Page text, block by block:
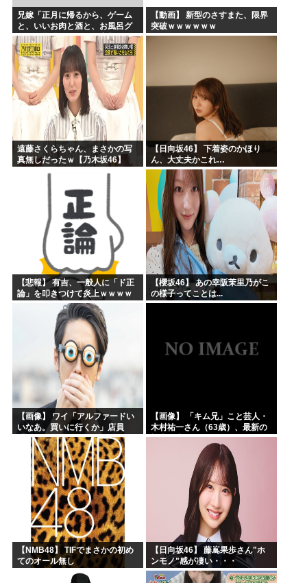
兄嫁「正月に帰るから、ゲーム
と、いいお肉と酒と、お風呂グ
ッズの準備しとけよ」寝起きの
私「知るかボケ」兄嫁「キィィ
ィィー！！！！」私「あ…」
【動画】 新型のさすまた、限界
突破ｗｗｗｗｗｗ
遠藤さくらちゃん、まさかの写
真無しだったｗ【乃木坂46】
【日向坂46】 下着姿のかほり
ん、大丈夫かこれ…
【悲報】 有吉、一般人に「ド正
論」を叩きつけて炎上ｗｗｗｗ
【櫻坂46】 あの幸阪茉里乃がこ
の様子ってことは...
【画像】 ワイ「アルファードい
いなあ。買いに行くか」店員
「ほいっ見積もりな！」ワイ
「金額おかしくね？」←お前ら
もそう思うよな？？？？？
【画像】 「キム兄」こと芸人・
木村祐一さん（63歳）、最新の
松本人志さんとのツーショット
が完全に別人だとネット騒然！
「マジで誰かわからん」...
【NMB48】 TIFでまさかの初め
てのオール無し
【日向坂46】 藤嶌果歩さん"ホ
ンモノ"感が凄い・・・